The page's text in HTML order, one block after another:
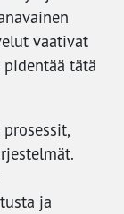
vaativat
tätä
ja